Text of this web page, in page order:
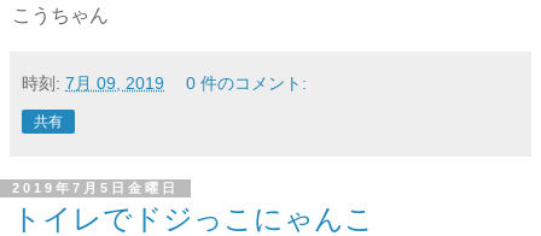
こうちゃん
時刻: 7月 09, 2019 0 件のコメント:
共有
2019年7月5日金曜日
トイレでドジっこにゃんこ